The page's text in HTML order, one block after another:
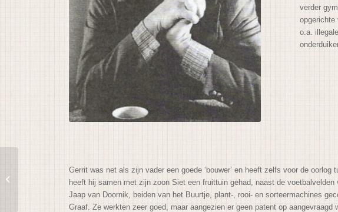
verder
opgerichte
o.a.
Gerrit was net als zijn vader een goede ‘bouwer’ en heeft zelfs voor de
heeft hij samen met zijn zoon Siet een fruittuin gehad, naast de
Jaap van Doornik, beiden van het Buurtje, plant-, rooi- en sorteermachines
Graaf. Ze werkten zeer goed, maar aangezien er geen patent op aangevraagd
Gerrit de Vries in China